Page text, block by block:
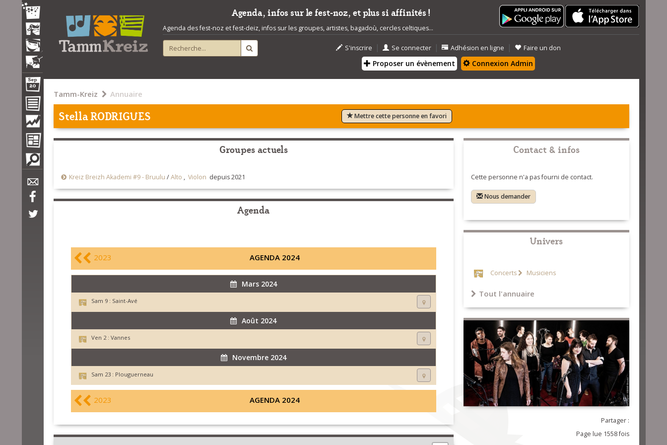
Agenda, infos sur le fest-noz, et plus si affinités !
Agenda des fest-noz et fest-deiz, infos sur les groupes, artistes, bagadoù, cercles celtiques...
S'inscrire | Se connecter | Adhésion en ligne | Faire un don
Proposer un évènement Connexion Admin
Tamm-Kreiz Annuaire
Stella RODRIGUES Mettre cette personne en favori
Groupes actuels
Kreiz Breizh Akademi #9 - Bruulu /Alto , Violon depuis 2021
Agenda
2023 AGENDA 2024
Mars 2024
Sam 9 : Saint-Avé
Août 2024
Ven 2 : Vannes
Novembre 2024
Sam 23 : Plouguerneau
2023 AGENDA 2024
Contact & infos
Cette personne n'a pas fourni de contact.
Nous demander
Univers
Concerts Musiciens
Tout l'annuaire
Partager :
Page lue 1558 fois